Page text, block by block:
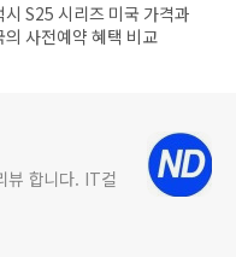
시 S25 시리즈 미국 가격과
의 사전예약 혜택 비교
뷰 합니다. IT컬